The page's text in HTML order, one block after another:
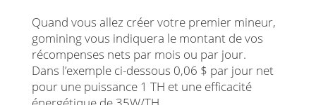
Quand vous allez créer votre premier mineur,
gomining vous indiquera le montant de vos
récompenses nets par mois ou par jour.
Dans l’exemple ci-dessous 0,06 $ par jour net
pour une puissance 1 TH et une efficacité